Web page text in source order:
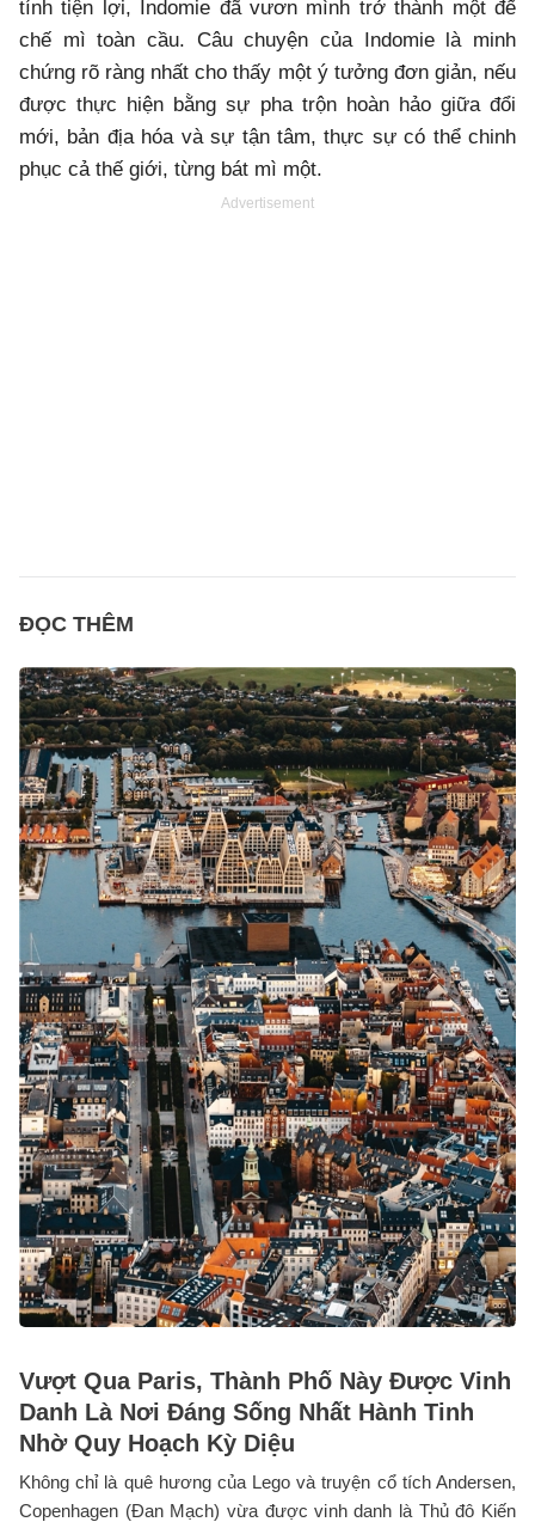
tính tiện lợi, Indomie đã vươn mình trở thành một đế
chế mì toàn cầu. Câu chuyện của Indomie là minh
chứng rõ ràng nhất cho thấy một ý tưởng đơn giản, nếu
được thực hiện bằng sự pha trộn hoàn hảo giữa đổi
mới, bản địa hóa và sự tận tâm, thực sự có thể chinh
phục cả thế giới, từng bát mì một.
Advertisement
ĐỌC THÊM
Vượt Qua Paris, Thành Phố Này Được Vinh
Danh Là Nơi Đáng Sống Nhất Hành Tinh
Nhờ Quy Hoạch Kỳ Diệu
Không chỉ là quê hương của Lego và truyện cổ tích Andersen,
Copenhagen (Đan Mạch) vừa được vinh danh là Thủ đô Kiến